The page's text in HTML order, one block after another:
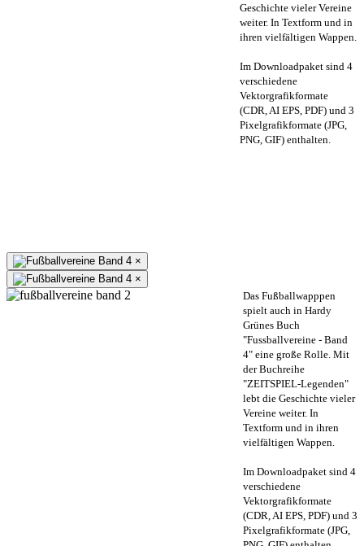
Geschichte vieler Vereine
weiter. In Textform und in
ihren vielfältigen Wappen.
Im Downloadpaket sind 4
verschiedene
Vektorgrafikformate
(CDR, AI EPS, PDF) und 3
Pixelgrafikformate (JPG,
PNG, GIF) enthalten.
×
×
Das Fußballwapppen
spielt auch in Hardy
Grünes Buch
"Fussballvereine - Band
4" eine große Rolle. Mit
der Buchreihe
"ZEITSPIEL-Legenden"
lebt die Geschichte vieler
Vereine weiter. In
Textform und in ihren
vielfältigen Wappen.
Im Downloadpaket sind 4
verschiedene
Vektorgrafikformate
(CDR, AI EPS, PDF) und 3
Pixelgrafikformate (JPG,